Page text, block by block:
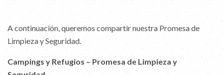
A continuación, queremos compartir nuestra Promesa de
Limpieza y Seguridad.
Campings y Refugios – Promesa de Limpieza y